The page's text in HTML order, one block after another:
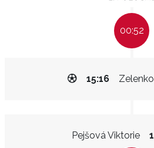
00:52
15:16
Pejšová Viktorie